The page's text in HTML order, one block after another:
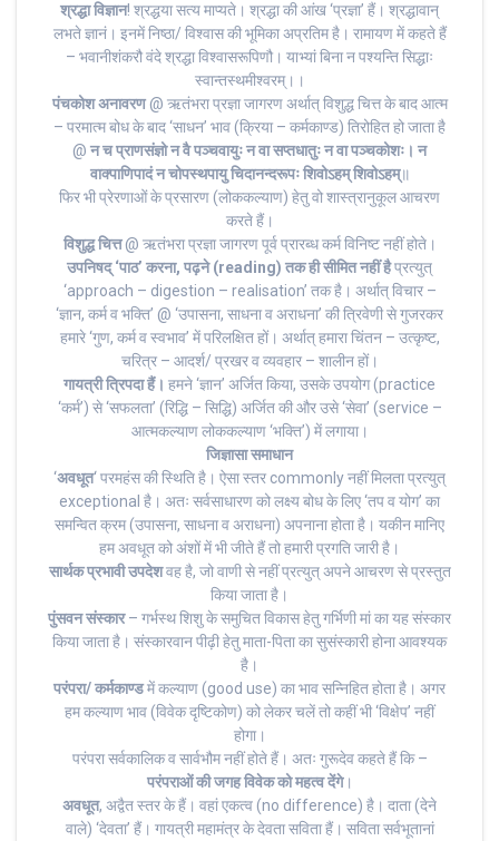
श्रद्धा विज्ञान! श्रद्धया सत्य माप्यते। श्रद्धा की आंख ‘प्रज्ञा’ हैं। श्रद्धावान्
लभते ज्ञानं। इनमें निष्ठा/ विश्वास की भूमिका अप्रतिम है। रामायण में कहते हैं
– भवानीशंकरौ वंदे श्रद्धा विश्वासरूपिणौ। याभ्यां बिना न पश्यन्ति सिद्धाः
स्वान्तस्थमीश्वरम्।।
पंचकोश अनावरण@ ऋतंभरा प्रज्ञा जागरण अर्थात् विशुद्ध चित्त के बाद आत्म
– परमात्म बोध के बाद ‘साधन’ भाव (क्रिया – कर्मकाण्ड) तिरोहित हो जाता है
‌@ न च प्राणसंज्ञो न वै पञ्चवायुः न वा सप्तधातुः न वा पञ्चकोशः। न
वाक्पाणिपादं न चोपस्थपायु चिदानन्दरूपः शिवोऽहम् शिवोऽहम्॥
फिर भी प्रेरणाओं के प्रसारण (लोककल्याण) हेतु वो शास्त्रानुकूल आचरण
करते हैं।
विशुद्ध चित्त@ ऋतंभरा प्रज्ञा जागरण पूर्व प्रारब्ध कर्म विनिष्ट नहीं होते।
उपनिषद् ‘पाठ’ करना, पढ़ने (reading) तक ही सीमित नहीं हैप्रत्युत्
‘approach – digestion – realisation’ तक है। अर्थात् विचार –
‘ज्ञान, कर्म व भक्ति’ @ ‘उपासना, साधना व अराधना’ की त्रिवेणी से गुजरकर
हमारे ‘गुण, कर्म व स्वभाव’ में परिलक्षित हों। अर्थात् हमारा चिंतन – उत्कृष्ट,
चरित्र – आदर्श/ प्रखर व व्यवहार – शालीन हों‌।
गायत्री त्रिपदा हैं। हमने ‘ज्ञान’ अर्जित किया, उसके उपयोग (practice
‘कर्म’) से ‘सफलता’ (रिद्धि – सिद्धि) अर्जित की और उसे ‘सेवा’ (service –
आत्मकल्याण लोककल्याण ‘भक्ति’) में लगाया।
जिज्ञासा समाधान
‘अवधूत‘ परमहंस की स्थिति है। ऐसा स्तर commonly नहीं मिलता प्रत्युत्
exceptional है। अतः सर्वसाधारण को लक्ष्य बोध के लिए ‘तप व योग’ का
समन्वित क्रम (उपासना, साधना व अराधना) अपनाना होता है। यकीन मानिए
हम अवधूत को अंशों में भी जीते हैं तो हमारी प्रगति जारी है।
सार्थक प्रभावी उपदेशवह है, जो वाणी से नहीं प्रत्युत् अपने आचरण से प्रस्तुत
किया जाता है।
पुंसवन संस्कार– गर्भस्थ शिशु के समुचित विकास हेतु गर्भिणी मां का यह संस्कार
किया जाता है। संस्कारवान पीढ़ी हेतु माता-पिता का सुसंस्कारी होना आवश्यक
है।
परंपरा/ कर्मकाण्डमें कल्याण (good use) का भाव सन्निहित होता है। अगर
हम कल्याण भाव (विवेक दृष्टिकोण) को लेकर चलें तो कहीं भी ‘विक्षेप’ नहीं
होगा।
परंपरा सर्वकालिक व सार्वभौम नहीं होते हैं। अतः गुरूदेव कहते हैं कि –
परंपराओं की जगह विवेक को महत्व देंगे।
अवधूत, अद्वैत स्तर के हैं। वहां एकत्व (no difference) है। दाता (देने
वाले) ‘देवता’ हैं। गायत्री महामंत्र के देवता सविता हैं। सविता सर्वभूतानां